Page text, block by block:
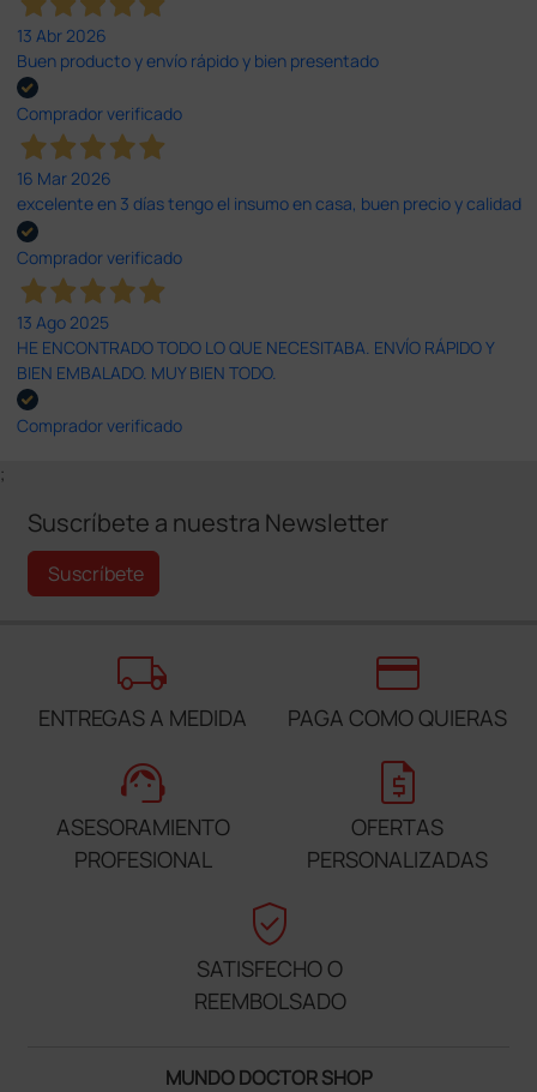
13 Abr 2026
Buen producto y envío rápido y bien presentado
Comprador verificado
16 Mar 2026
excelente en 3 días tengo el insumo en casa, buen precio y calidad
Comprador verificado
13 Ago 2025
HE ENCONTRADO TODO LO QUE NECESITABA. ENVÍO RÁPIDO Y
BIEN EMBALADO. MUY BIEN TODO.
Comprador verificado
;
Suscríbete a nuestra Newsletter
Suscríbete
local_shipping
ENTREGAS A MEDIDA
credit_card
PAGA COMO QUIERAS
support_agent
ASESORAMIENTO
PROFESIONAL
request_quote
OFERTAS
PERSONALIZADAS
verified_user
SATISFECHO O
REEMBOLSADO
MUNDO DOCTOR SHOP